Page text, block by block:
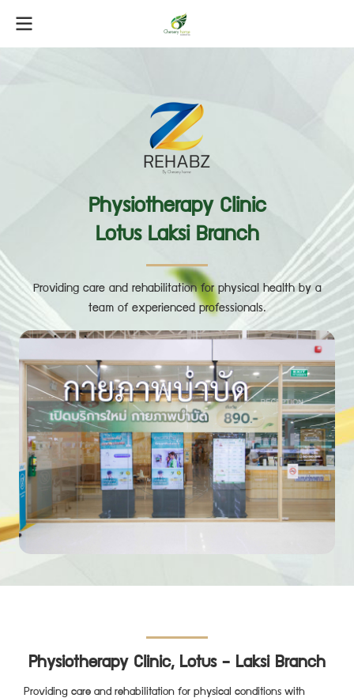
Physiotherapy Clinic
Lotus Laksi Branch
Providing care and rehabilitation for physical health by a
team of experienced professionals.
Physiotherapy Clinic, Lotus - Laksi Branch
Providing care and rehabilitation for physical conditions with